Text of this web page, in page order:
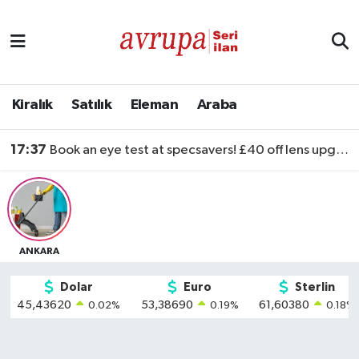
Kiralık Satılık Eleman Araba
17:37 Book an eye test at specsavers! £40 off lens upgrades
ANKARA
Dolar
45,43620
0.02%
Euro
53,38690
0.19%
Sterlin
61,60380
0.18%
Satılık
Eleman
Araba